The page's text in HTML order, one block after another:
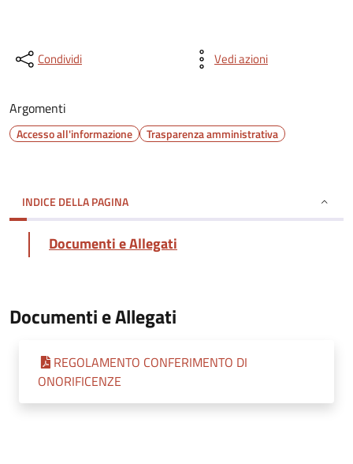
Condividi Vedi azioni
Argomenti
Accesso all'informazione Trasparenza amministrativa
INDICE DELLA PAGINA
Documenti e Allegati
Documenti e Allegati
REGOLAMENTO CONFERIMENTO DI
ONORIFICENZE